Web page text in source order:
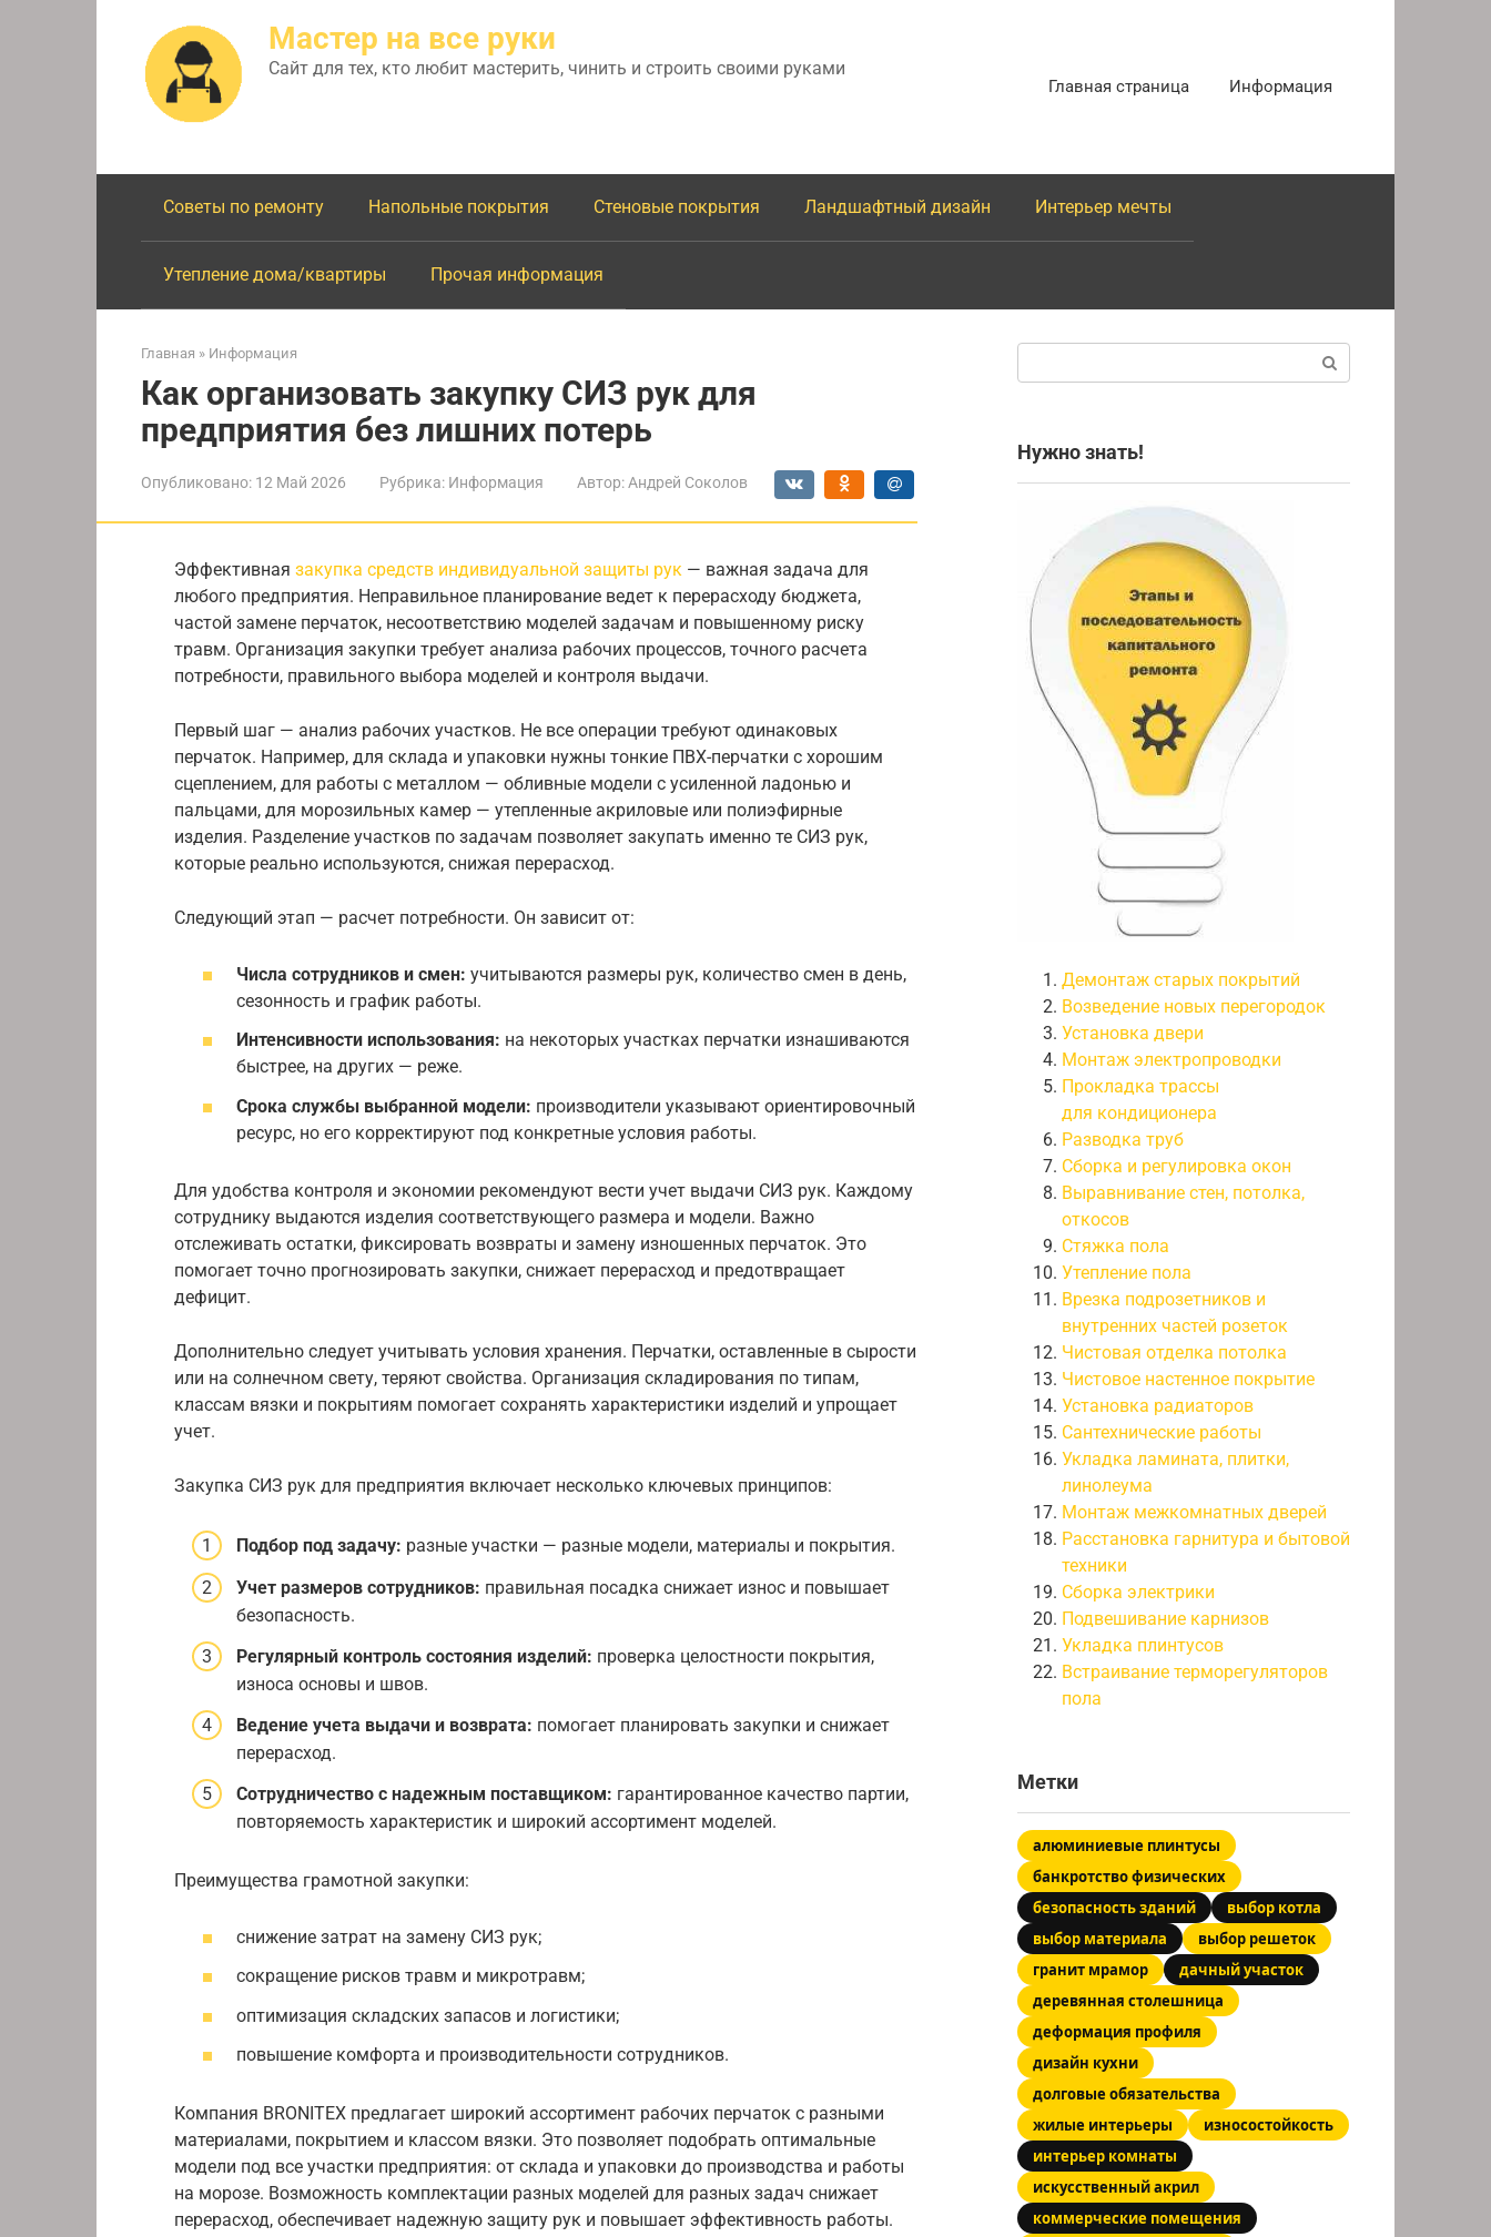
Мастер на все руки
Сайт для тех, кто любит мастерить, чинить и строить своими руками
Главная страница Информация
Советы по ремонту Напольные покрытия Стеновые покрытия Ландшафтный дизайн Интерьер мечты
Утепление дома/квартиры Прочая информация
Главная » Информация
Как организовать закупку СИЗ рук для
предприятия без лишних потерь
Опубликовано: 12 Май 2026 Рубрика: Информация Автор: Андрей Соколов
Эффективная закупка средств индивидуальной защиты рук — важная задача для
любого предприятия. Неправильное планирование ведет к перерасходу бюджета,
частой замене перчаток, несоответствию моделей задачам и повышенному риску
травм. Организация закупки требует анализа рабочих процессов, точного расчета
потребности, правильного выбора моделей и контроля выдачи.
Первый шаг — анализ рабочих участков. Не все операции требуют одинаковых
перчаток. Например, для склада и упаковки нужны тонкие ПВХ-перчатки с хорошим
сцеплением, для работы с металлом — обливные модели с усиленной ладонью и
пальцами, для морозильных камер — утепленные акриловые или полиэфирные
изделия. Разделение участков по задачам позволяет закупать именно те СИЗ рук,
которые реально используются, снижая перерасход.
Следующий этап — расчет потребности. Он зависит от:
Числа сотрудников и смен: учитываются размеры рук, количество смен в день,
сезонность и график работы.
Интенсивности использования: на некоторых участках перчатки изнашиваются
быстрее, на других — реже.
Срока службы выбранной модели: производители указывают ориентировочный
ресурс, но его корректируют под конкретные условия работы.
Для удобства контроля и экономии рекомендуют вести учет выдачи СИЗ рук. Каждому
сотруднику выдаются изделия соответствующего размера и модели. Важно
отслеживать остатки, фиксировать возвраты и замену изношенных перчаток. Это
помогает точно прогнозировать закупки, снижает перерасход и предотвращает
дефицит.
Дополнительно следует учитывать условия хранения. Перчатки, оставленные в сырости
или на солнечном свету, теряют свойства. Организация складирования по типам,
классам вязки и покрытиям помогает сохранять характеристики изделий и упрощает
учет.
Закупка СИЗ рук для предприятия включает несколько ключевых принципов:
Подбор под задачу: разные участки — разные модели, материалы и покрытия.
Учет размеров сотрудников: правильная посадка снижает износ и повышает
безопасность.
Регулярный контроль состояния изделий: проверка целостности покрытия,
износа основы и швов.
Ведение учета выдачи и возврата: помогает планировать закупки и снижает
перерасход.
Сотрудничество с надежным поставщиком: гарантированное качество партии,
повторяемость характеристик и широкий ассортимент моделей.
Преимущества грамотной закупки:
снижение затрат на замену СИЗ рук;
сокращение рисков травм и микротравм;
оптимизация складских запасов и логистики;
повышение комфорта и производительности сотрудников.
Компания BRONITEX предлагает широкий ассортимент рабочих перчаток с разными
материалами, покрытием и классом вязки. Это позволяет подобрать оптимальные
модели под все участки предприятия: от склада и упаковки до производства и работы
на морозе. Возможность комплектации разных моделей для разных задач снижает
перерасход, обеспечивает надежную защиту рук и повышает эффективность работы.
Нужно знать!
Демонтаж старых покрытий
Возведение новых перегородок
Установка двери
Монтаж электропроводки
Прокладка трассы
для кондиционера
Разводка труб
Сборка и регулировка окон
Выравнивание стен, потолка,
откосов
Стяжка пола
Утепление пола
Врезка подрозетников и
внутренних частей розеток
Чистовая отделка потолка
Чистовое настенное покрытие
Установка радиаторов
Сантехнические работы
Укладка ламината, плитки,
линолеума
Монтаж межкомнатных дверей
Расстановка гарнитура и бытовой
техники
Сборка электрики
Подвешивание карнизов
Укладка плинтусов
Встраивание терморегуляторов
пола
Метки
алюминиевые плинтусы
банкротство физических
безопасность зданий
выбор котла
выбор материала
выбор решеток
гранит мрамор
дачный участок
деревянная столешница
деформация профиля
дизайн кухни
долговые обязательства
жилые интерьеры
износостойкость
интерьер комнаты
искусственный акрил
коммерческие помещения